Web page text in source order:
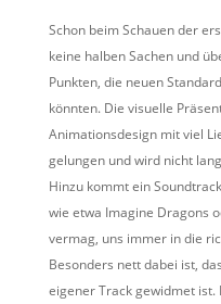
Schon beim Schauen der
keine halben Sachen und
Punkten, die neuen
könnten. Die visuelle
Animationsdesign mit viel
gelungen und wird nicht
Hinzu kommt ein
wie etwa Imagine Dragons
vermag, uns immer in die
Besonders nett dabei ist,
eigener Track gewidmet ist.